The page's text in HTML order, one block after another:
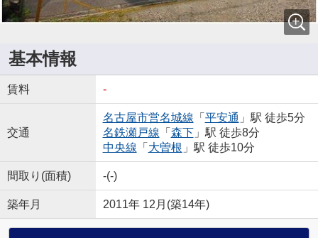
基本情報
賃料 -
交通
名古屋市営名城線 「 平安通 」駅 徒歩5分
名鉄瀬戸線 「 森下」駅 徒歩8分
中央線 「 大曽根 」駅 徒歩10分
間取り(面積) -(-)
築年月 2011年 12月(築14年)